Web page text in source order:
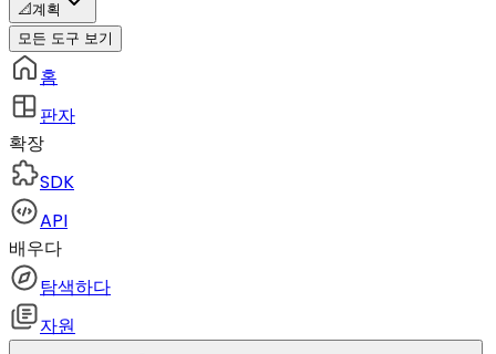
📐계획
모든 도구 보기
홈
판자
확장
SDK
API
배우다
탐색하다
자원